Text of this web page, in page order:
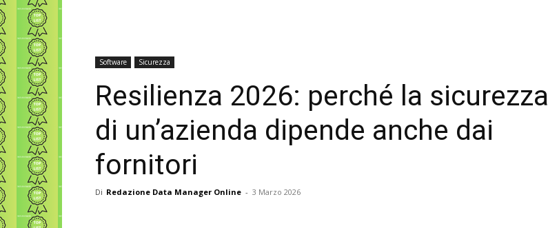
Software Sicurezza
Resilienza 2026: perché la sicurezza
di un’azienda dipende anche dai
fornitori
Di Redazione Data Manager Online - 3 Marzo 2026